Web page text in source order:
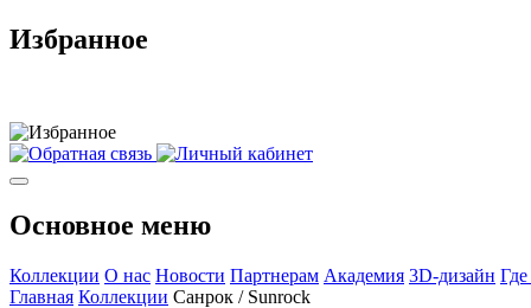
Избранное
Основное меню
Коллекции О нас Новости Партнерам Академия 3D-дизайн
Главная Коллекции Санрок / Sunrock